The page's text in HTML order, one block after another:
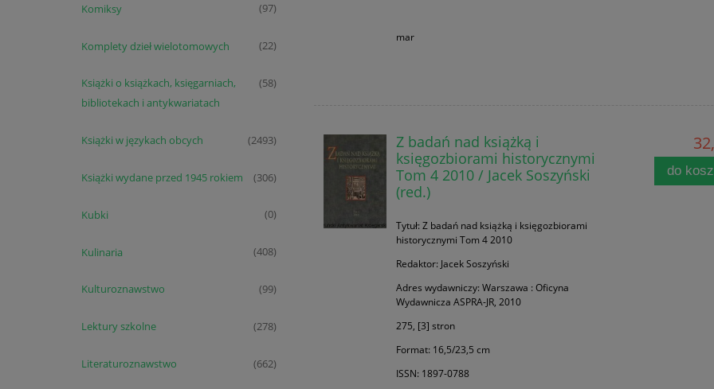
Komiksy (97)
Komplety dzieł wielotomowych (22)
Książki o książkach, księgarniach,
bibliotekach i antykwariatach
(58)
Książki w językach obcych (2493)
Książki wydane przed 1945 rokiem (306)
Kubki (0)
Kulinaria (408)
Kulturoznawstwo (99)
Lektury szkolne (278)
Literaturoznawstwo (662)
mar
Z badań nad książką i
księgozbiorami historycznymi
Tom 4 2010 / Jacek Soszyński
(red.)
Tytuł: Z badań nad książką i księgozbiorami
historycznymi Tom 4 2010
Redaktor: Jacek Soszyński
Adres wydawniczy: Warszawa : Oficyna
Wydawnicza ASPRA-JR, 2010
275, [3] stron
Format: 16,5/23,5 cm
ISSN: 1897-0788
do